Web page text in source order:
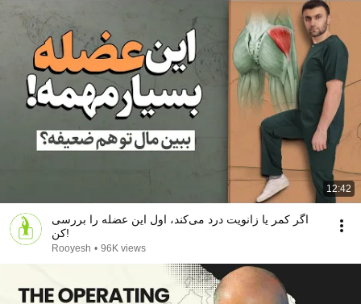
12:42
اگر کمر یا زانویت درد می‌کند، اول این عضله را بررسی
کن!
Rooyesh • 96K views